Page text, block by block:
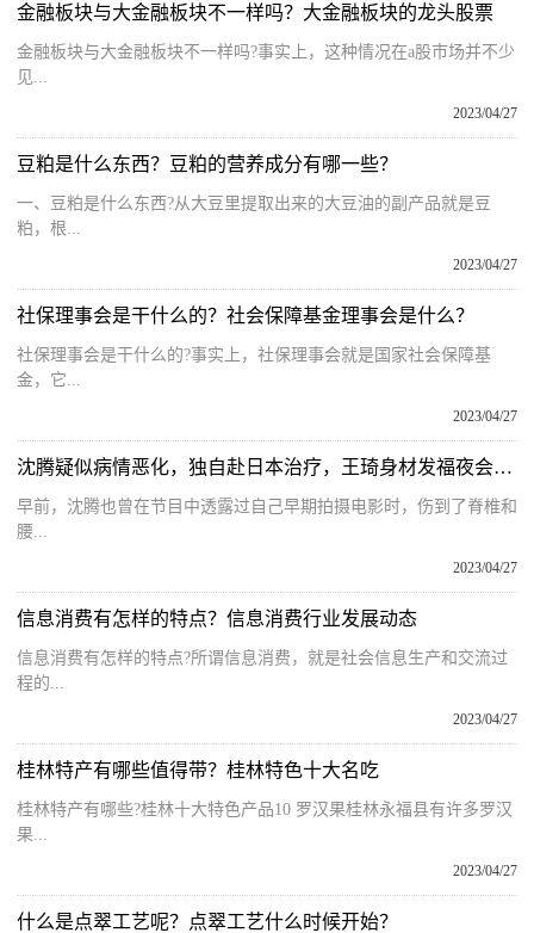
金融板块与大金融板块不一样吗？大金融板块的龙头股票
金融板块与大金融板块不一样吗?事实上，这种情况在a股市场并不少
见...
2023/04/27
豆粕是什么东西？豆粕的营养成分有哪一些？
一、豆粕是什么东西?从大豆里提取出来的大豆油的副产品就是豆
粕，根...
2023/04/27
社保理事会是干什么的？社会保障基金理事会是什么？
社保理事会是干什么的?事实上，社保理事会就是国家社会保障基
金，它...
2023/04/27
沈腾疑似病情恶化，独自赴日本治疗，王琦身材发福夜会男子惹争议
早前，沈腾也曾在节目中透露过自己早期拍摄电影时，伤到了脊椎和
腰...
2023/04/27
信息消费有怎样的特点？​信息消费行业发展动态
信息消费有怎样的特点?所谓信息消费，就是社会信息生产和交流过
程的...
2023/04/27
桂林特产有哪些值得带？桂林特色十大名吃
桂林特产有哪些?桂林十大特色产品10 罗汉果桂林永福县有许多罗汉
果...
2023/04/27
什么是点翠工艺呢？点翠工艺什么时候开始？